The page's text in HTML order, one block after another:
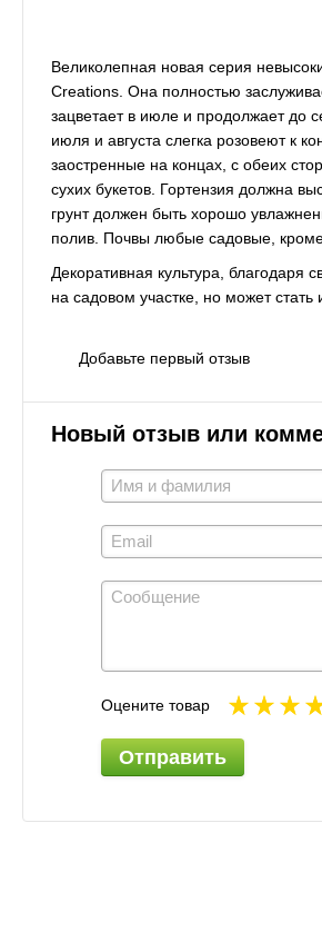
Великолепная новая серия
Creations. Она полностью
зацветает в июле и продолжает до
июля и августа слегка розовеют к
заостренные на концах, с обеих
сухих букетов. Гортензия должна
грунт должен быть хорошо
полив. Почвы любые садовые,
Декоративная культура, благодаря
на садовом участке, но может
Добавьте первый отзыв
Новый отзыв или
Оцените товар
Отправить